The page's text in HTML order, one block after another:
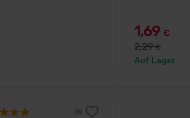
1,69 €
2,29€
Auf Lager